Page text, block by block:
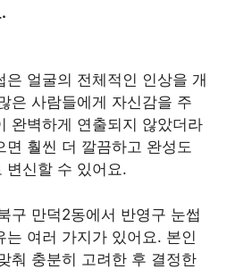
은 얼굴의 전체적인 인상을 개
은 사람들에게 자신감을 주
완벽하게 연출되지 않았더라
면 훨씬 더 깔끔하고 완성도
변신할 수 있어요.
구 만덕2동에서 반영구 눈썹
는 여러 가지가 있어요. 본인
춰 충분히 고려한 후 결정한